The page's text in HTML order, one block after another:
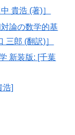
貴浩 (著)］
論の数学的基
三郎 (翻訳)］
新装版: [千葉
浩]